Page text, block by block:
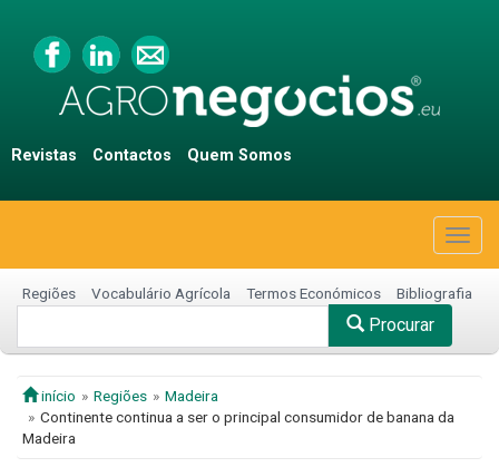
Revistas Contactos Quem Somos
Regiões Vocabulário Agrícola Termos Económicos Bibliografia
Procurar
início Regiões
Madeira
Continente continua a ser o principal consumidor de banana da
Madeira